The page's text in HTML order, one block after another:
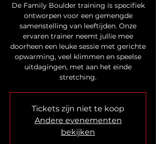
De Family Boulder training is specifiek
ontworpen voor een gemengde
samenstelling van leeftijden. Onze
ervaren trainer neemt jullie mee
doorheen een leuke sessie met gerichte
opwarming, veel klimmen en speelse
uitdagingen, met aan het einde
stretching.
Tickets zijn niet te koop
Andere evenementen
bekijken